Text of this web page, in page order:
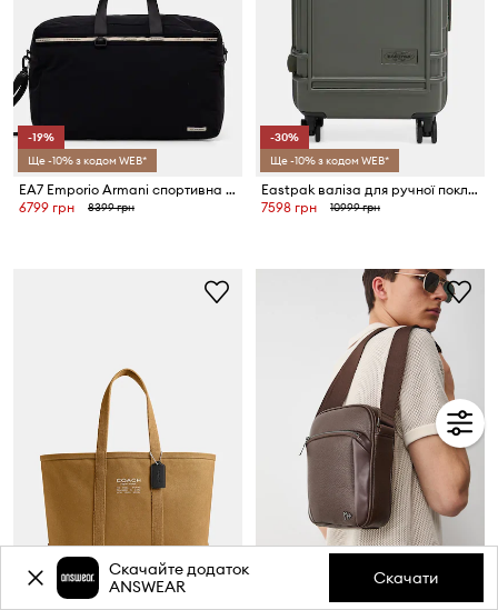
-19%
Ще -10% з кодом WEB*
EA7 Emporio Armani спортивна сумка
6799 грн
8399 грн
-30%
Ще -10% з кодом WEB*
Eastpak валіза для ручної поклажі RESIST'R ZIP CABIN
7598 грн
10999 грн
Скачайте додаток
ANSWEAR
Скачати